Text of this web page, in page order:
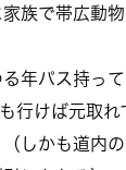
族で帯広動
年パス持っ
行けば元取れ
しかも道内